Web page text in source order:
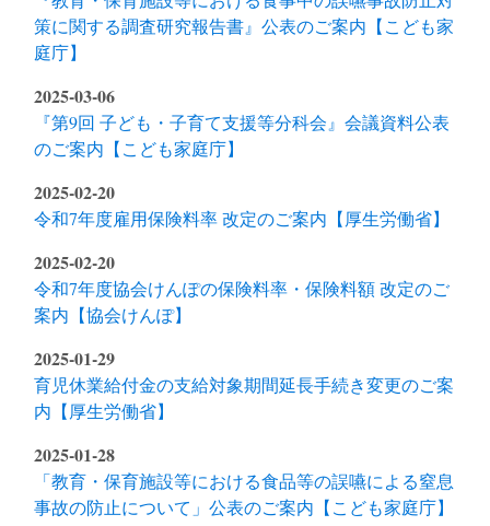
策に関する調査研究報告書』公表のご案内【こども家
庭庁】
2025-03-06
『第9回 子ども・子育て支援等分科会』会議資料公表
のご案内【こども家庭庁】
2025-02-20
令和7年度雇用保険料率 改定のご案内【厚生労働省】
2025-02-20
令和7年度協会けんぽの保険料率・保険料額 改定のご
案内【協会けんぽ】
2025-01-29
育児休業給付金の支給対象期間延長手続き変更のご案
内【厚生労働省】
2025-01-28
「教育・保育施設等における食品等の誤嚥による窒息
事故の防止について」公表のご案内【こども家庭庁】